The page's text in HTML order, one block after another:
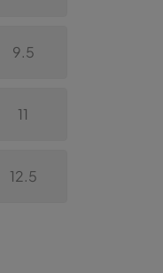
9.5
11
12.5